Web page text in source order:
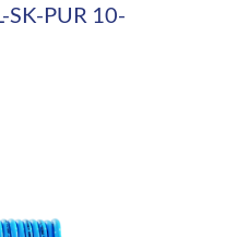
SK-PUR 10-